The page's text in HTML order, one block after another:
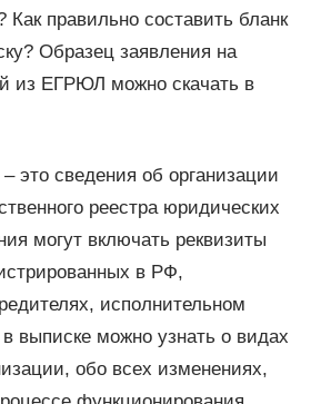
правильно составить бланк
Образец заявления на
из ЕГРЮЛ можно скачать в
это сведения об организации
реестра юридических
могут включать реквизиты
в РФ,
исполнительном
выписке можно узнать о видах
обо всех изменениях,